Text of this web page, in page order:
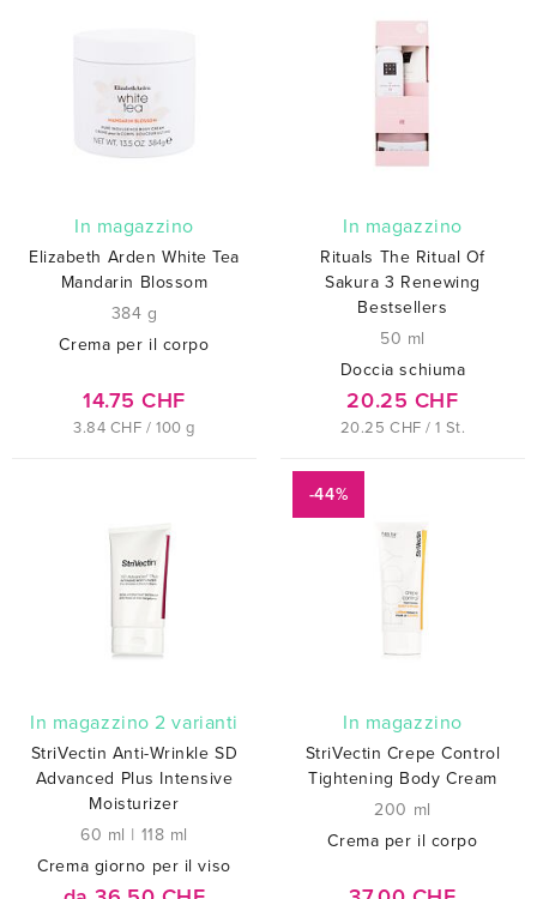
In magazzino
Elizabeth Arden White Tea
Mandarin Blossom
384 g
Crema per il corpo
14.75 CHF
3.84 CHF / 100 g
In magazzino
Rituals The Ritual Of
Sakura 3 Renewing
Bestsellers
50 ml
Doccia schiuma
20.25 CHF
20.25 CHF / 1 St.
In magazzino 2 varianti
StriVectin Anti-Wrinkle SD
Advanced Plus Intensive
Moisturizer
60 ml | 118 ml
Crema giorno per il viso
-44%
In magazzino
StriVectin Crepe Control
Tightening Body Cream
200 ml
Crema per il corpo